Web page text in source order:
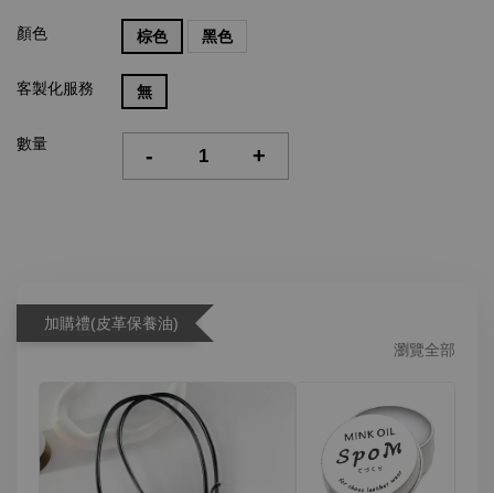
顏色 棕色 黑色
客製化服務 無
數量 - +
加購禮(皮革保養油)
瀏覽全部